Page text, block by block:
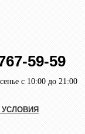
59-59
с 10:00 до 21:00
УСЛОВИЯ